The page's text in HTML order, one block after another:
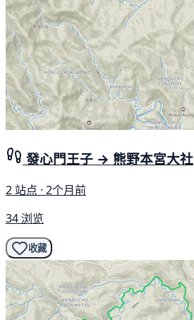
發心門王子 → 熊野本宮大社
2 站点 · 2个月前
34 浏览
收藏